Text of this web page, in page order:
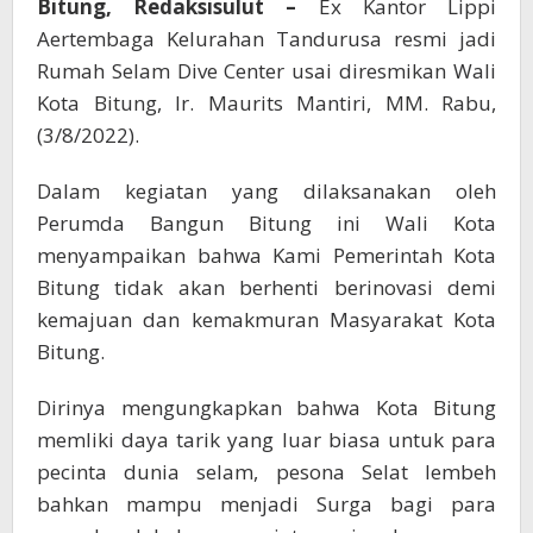
Bitung, Redaksisulut – Ex Kantor Lippi
Aertembaga Kelurahan Tandurusa resmi jadi
Rumah Selam Dive Center usai diresmikan Wali
Kota Bitung, Ir. Maurits Mantiri, MM. Rabu,
(3/8/2022).
Dalam kegiatan yang dilaksanakan oleh
Perumda Bangun Bitung ini Wali Kota
menyampaikan bahwa Kami Pemerintah Kota
Bitung tidak akan berhenti berinovasi demi
kemajuan dan kemakmuran Masyarakat Kota
Bitung.
Dirinya mengungkapkan bahwa Kota Bitung
memliki daya tarik yang luar biasa untuk para
pecinta dunia selam, pesona Selat lembeh
bahkan mampu menjadi Surga bagi para